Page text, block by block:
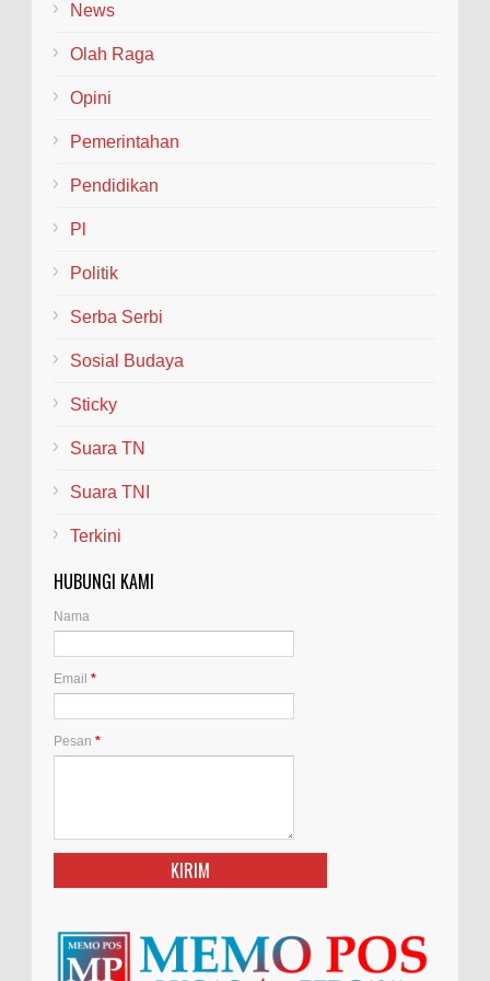
News
Olah Raga
Opini
Pemerintahan
Pendidikan
Pl
Politik
Serba Serbi
Sosial Budaya
Sticky
Suara TN
Suara TNI
Terkini
HUBUNGI KAMI
Nama
Email *
Pesan *